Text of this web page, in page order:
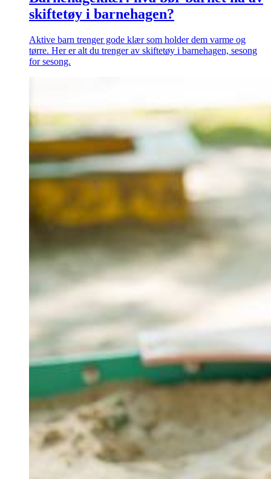
skiftetøy i barnehagen?
Aktive barn trenger gode klær som holder dem varme og
tørre. Her er alt du trenger av skiftetøy i barnehagen, sesong
for sesong.